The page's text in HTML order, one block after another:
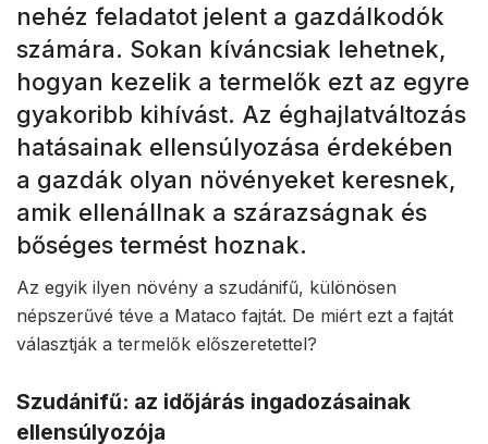
nehéz feladatot jelent a gazdálkodók
számára. Sokan kíváncsiak lehetnek,
hogyan kezelik a termelők ezt az egyre
gyakoribb kihívást. Az éghajlatváltozás
hatásainak ellensúlyozása érdekében
a gazdák olyan növényeket keresnek,
amik ellenállnak a szárazságnak és
bőséges termést hoznak.
Az egyik ilyen növény a szudánifű, különösen
népszerűvé téve a Mataco fajtát. De miért ezt a fajtát
választják a termelők előszeretettel?
Szudánifű: az időjárás ingadozásainak
ellensúlyozója